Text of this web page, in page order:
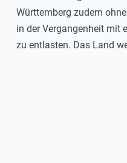
Württemberg zudem
in der Vergangenheit mit
zu entlasten. Das Land